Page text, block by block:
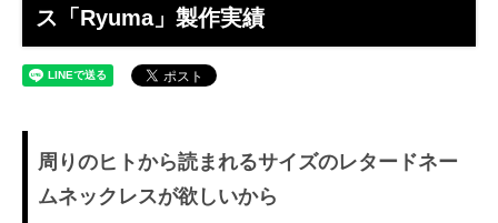
ス「Ryuma」製作実績
周りのヒトから読まれるサイズのレタードネー
ムネックレスが欲しいから